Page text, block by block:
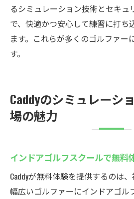
体験から始める新しい
厚木市でインドアゴルフを
インドアゴルフスクー
シミュレーションゴル
喫
自分のペースで上達でき
夜間も安心して練習で
快適なインドアゴルフを
インドアゴルフスクー
るシミュレーション技術とセキュ
で、快適かつ安心して練習に打ち
ます。これらが多くのゴルファー
す。
Caddyのシミュレーシ
場の魅力
インドアゴルフスクールで無料
Caddyが無料体験を提供するのは
幅広いゴルファーにインドアゴル